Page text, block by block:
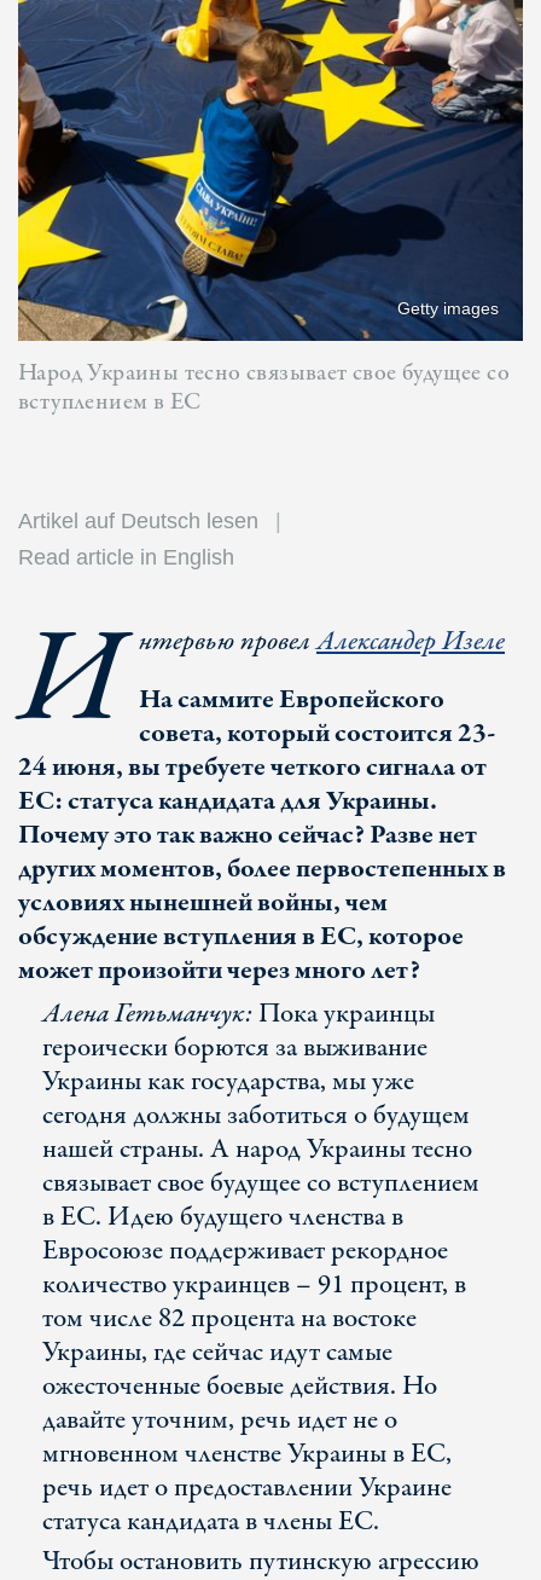
Getty images
Народ Украины тесно связывает свое будущее со
вступлением в ЕС
Artikel auf Deutsch lesen
Read article in English
И нтервью провелАлександер Изеле
На саммите Европейского
совета, который состоится 23-
24 июня, вы требуете четкого сигнала от
ЕС: статуса кандидата для Украины.
Почему это так важно сейчас? Разве нет
других моментов, более первостепенных в
условиях нынешней войны, чем
обсуждение вступления в ЕС, которое
может произойти через много лет?
Алена Гетьманчук:Пока украинцы
героически борются за выживание
Украины как государства, мы уже
сегодня должны заботиться о будущем
нашей страны. А народ Украины тесно
связывает свое будущее со вступлением
в ЕС. Идею будущего членства в
Евросоюзе поддерживает рекордное
количество украинцев – 91 процент, в
том числе 82 процента на востоке
Украины, где сейчас идут самые
ожесточенные боевые действия. Но
давайте уточним, речь идет не о
мгновенном членстве Украины в ЕС,
речь идет о предоставлении Украине
статуса кандидата в члены ЕС.
Чтобы остановить путинскую агрессию